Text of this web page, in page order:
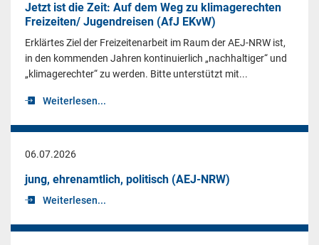
Jetzt ist die Zeit: Auf dem Weg zu klimagerechten
Freizeiten/ Jugendreisen (AfJ EKvW)
Erklärtes Ziel der Freizeitenarbeit im Raum der AEJ-NRW ist,
in den kommenden Jahren kontinuierlich „nachhaltiger“ und
„klimagerechter“ zu werden. Bitte unterstützt mit...
Weiterlesen...
06.07.2026
jung, ehrenamtlich, politisch (AEJ-NRW)
Weiterlesen...